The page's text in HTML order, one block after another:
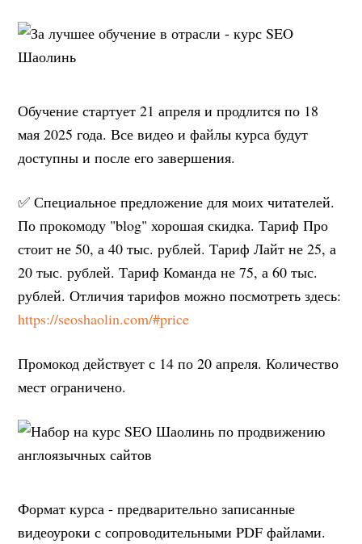
Обучение стартует 21 апреля и продлится по 18
мая 2025 года. Все видео и файлы курса будут
доступны и после его завершения.
✅ Специальное предложение для моих читателей.
По прокомоду "blog" хорошая скидка. Тариф Про
стоит не 50, а 40 тыс. рублей. Тариф Лайт не 25, а
20 тыс. рублей. Тариф Команда не 75, а 60 тыс.
рублей. Отличия тарифов можно посмотреть здесь:
https://seoshaolin.com/#price
Промокод действует с 14 по 20 апреля. Количество
мест ограничено.
Формат курса - предварительно записанные
видеоуроки с сопроводительными PDF файлами.